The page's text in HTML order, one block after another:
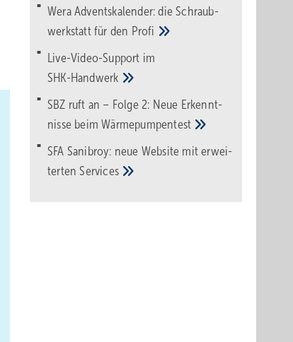
Wera Adventskalender: die Schraub­
werk­statt für den Pro­fi
Live-Video-Support im
SHK-Handwerk
SBZ ruft an – Folge 2: Neue Erkennt­
nisse beimWärme­pumpen­test
SFA Sanibroy: neue Web­site mit erwei­
tertenServices